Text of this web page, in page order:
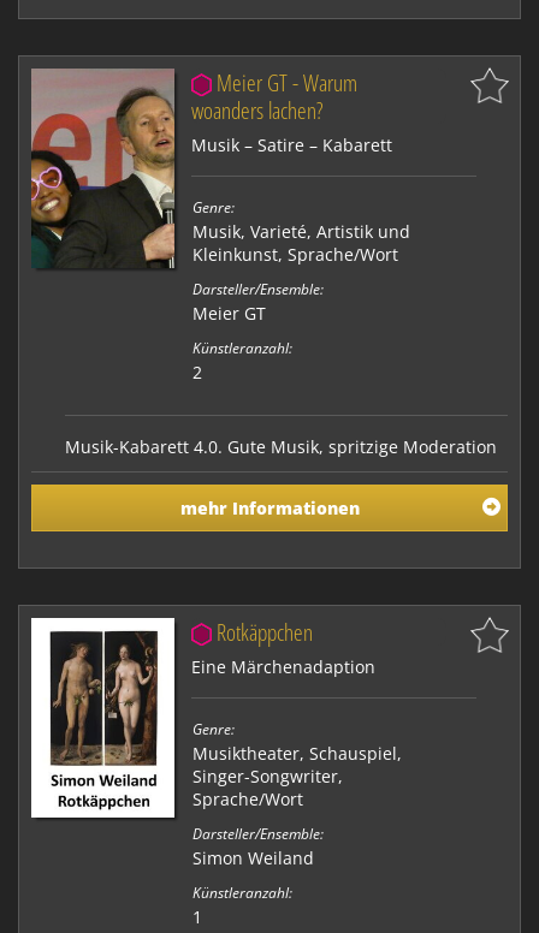
Meier GT - Warum
woanders lachen?
Musik – Satire – Kabarett
Genre:
Musik, Varieté, Artistik und
Kleinkunst, Sprache/Wort
Darsteller/Ensemble:
Meier GT
Künstleranzahl:
2
Musik-Kabarett 4.0. Gute Musik, spritzige Moderation
und eine Bühnenshow der Extraklasse. Gwendoline
und Thaddeus Meier sind das neue Traumpaar der
Szene. Meier GT bietet Ihnen eine Achterbahnfahrt
zwischen Alpinrock und politischen Kabarett. Wenn
mehr Informationen
Rotkäppchen
Eine Märchenadaption
Genre:
Musiktheater, Schauspiel,
Singer-Songwriter,
Sprache/Wort
Darsteller/Ensemble:
Simon Weiland
Künstleranzahl:
1